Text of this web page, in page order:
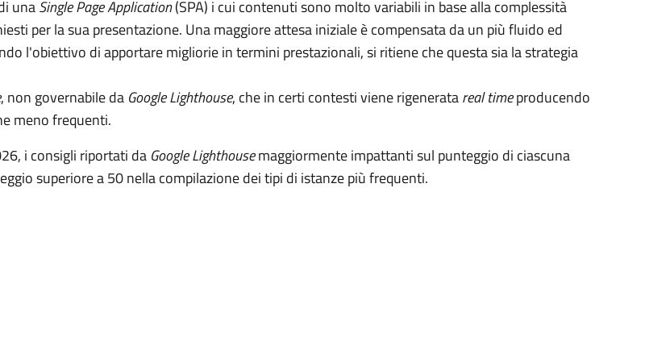
unaSingle Page Application(SPA) i cui contenuti sono molto variabili in base alla complessità
per la sua presentazione. Una maggiore attesa iniziale è compensata da un più fluido ed
l'obiettivo di apportare migliorie in termini prestazionali, si ritiene che questa sia la strategia
, non governabile da Google Lighthouse, che in certi contesti viene rigeneratareal timeproducendo
meno frequenti.
i consigli riportati da Google Lighthousemaggiormente impattanti sul punteggio di ciascuna
superiore a 50 nella compilazione dei tipi di istanze più frequenti.